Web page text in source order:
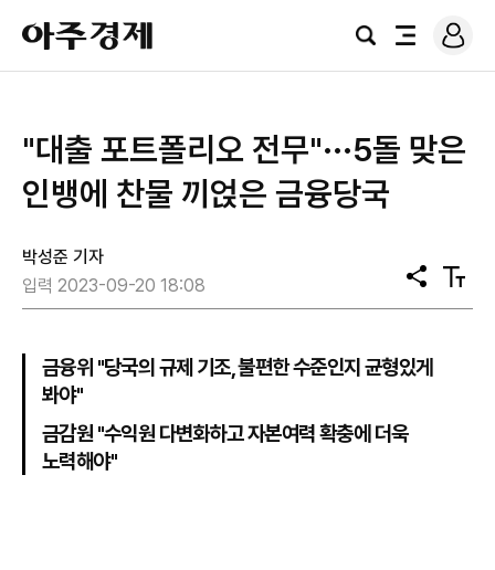
아
주
경
검
전
로
그
"대출 포트폴리오 전무"···5돌 맞은
인뱅에 찬물 끼얹은 금융당국
박성준 기자
입력 2023-09-20 18:08
공
유
텍
스
금융위 "당국의 규제 기조, 불편한 수준인지 균형있게
봐야"
금감원 "수익원 다변화하고 자본여력 확충에 더욱
노력해야"